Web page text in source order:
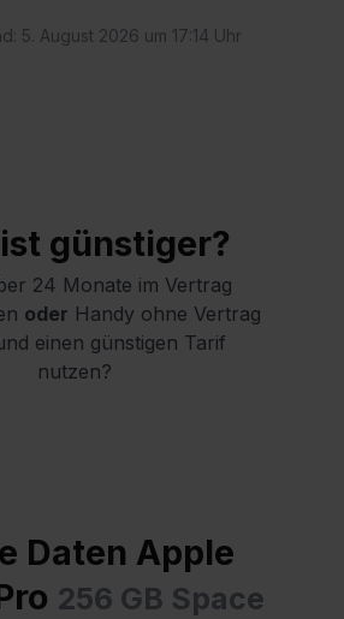
5. August 2026 um 17:14 Uhr
günstiger?
24 Monate im Vertrag
oder Handy ohne Vertrag
einen günstigen Tarif
nutzen?
Daten Apple
256 GB Space